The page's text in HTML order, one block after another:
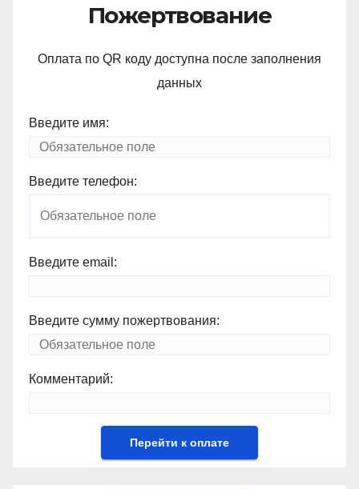
Пожертвование
Оплата по QR коду доступна после заполнения
данных
Введите имя:
Введите телефон:
Введите email:
Введите сумму пожертвования:
Комментарий: